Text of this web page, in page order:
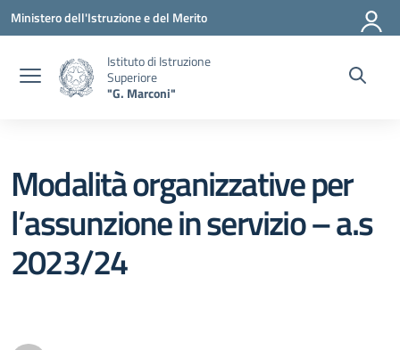
Vai ai contenuti
Vai al menu di navigazione
Vai al footer
Ministero dell'Istruzione e del Merito
Istituto di Istruzione
Superiore
"G. Marconi"
Modalità organizzative per
l’assunzione in servizio – a.s
2023/24